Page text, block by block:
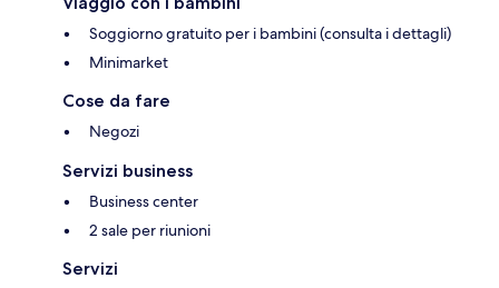
Soggiorno gratuito per i bambini (consulta i dettagli)
Minimarket
Cose da fare
Negozi
Servizi business
Business center
2 sale per riunioni
Servizi